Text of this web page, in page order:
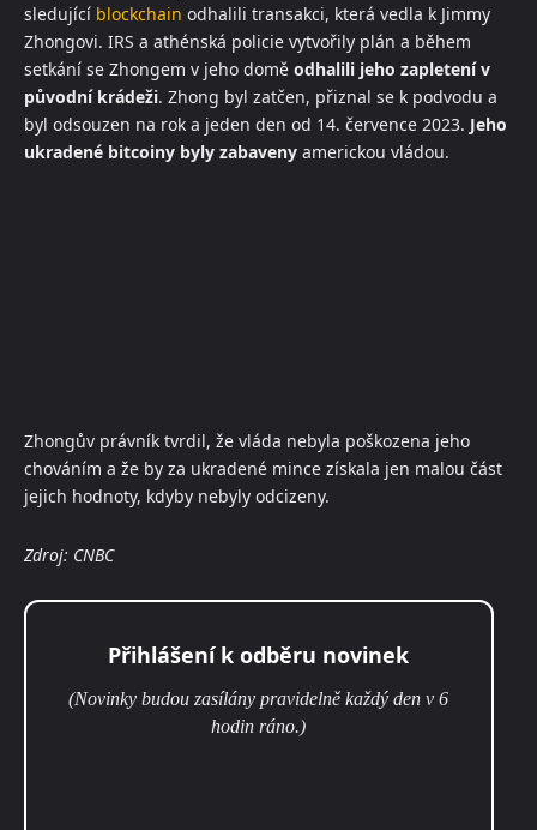
sledující blockchain odhalili transakci, která vedla k Jimmy
Zhongovi. IRS a athénská policie vytvořily plán a během
setkání se Zhongem v jeho domě odhalili jeho zapletení v
původní krádeži. Zhong byl zatčen, přiznal se k podvodu a
byl odsouzen na rok a jeden den od 14. července 2023. Jeho
ukradené bitcoiny byly zabaveny americkou vládou.
Zhongův právník tvrdil, že vláda nebyla poškozena jeho
chováním a že by za ukradené mince získala jen malou část
jejich hodnoty, kdyby nebyly odcizeny.
Zdroj: CNBC
Přihlášení k odběru novinek
(Novinky budou zasílány pravidelně každý den v 6
hodin ráno.)